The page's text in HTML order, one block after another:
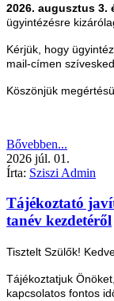
2026. augusztus 3.
ügyintézésre
Kérjük, hogy
mail-címen
Köszönjük
Bővebben...
2026 júl. 01.
Írta: Sziszi Admin
Tájékoztató
tanév kezdetéről
Tisztelt Szülők!
Tájékoztatjuk
kapcsolatos fontos